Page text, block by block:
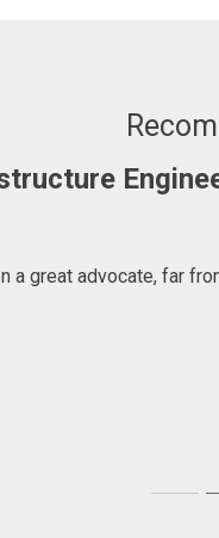
Developer
definitely a consultancy